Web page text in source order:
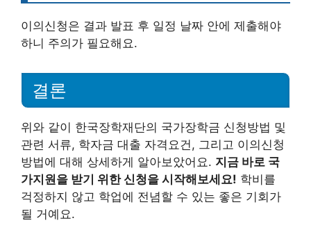
이의신청은 결과 발표 후 일정 날짜 안에 제출해야
하니 주의가 필요해요.
결론
위와 같이 한국장학재단의 국가장학금 신청방법 및
관련 서류, 학자금 대출 자격요건, 그리고 이의신청
방법에 대해 상세하게 알아보았어요. 지금 바로 국
가지원을 받기 위한 신청을 시작해보세요! 학비를
걱정하지 않고 학업에 전념할 수 있는 좋은 기회가
될 거예요.